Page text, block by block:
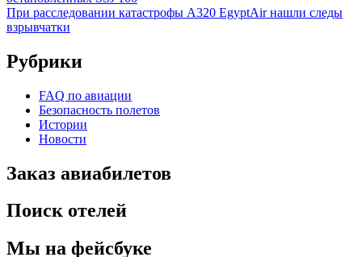
При расследовании катастрофы A320 EgyptAir нашли следы
взрывчатки
Рубрики
FAQ по авиации
Безопасность полетов
Истории
Новости
Заказ авиабилетов
Поиск отелей
Мы на фейсбуке